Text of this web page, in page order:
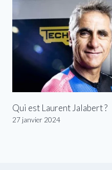
Qui est Laurent Jalabert ?
27 janvier 2024